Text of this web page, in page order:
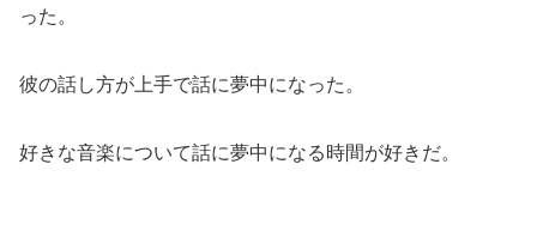
った。
彼の話し方が上手で話に夢中になった。
好きな音楽について話に夢中になる時間が好きだ。